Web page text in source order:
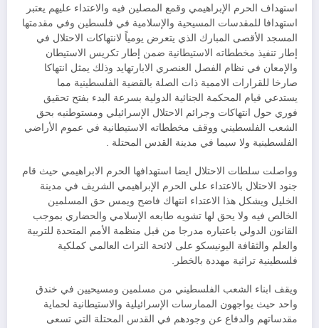
استهداف الحرم الإبراهيمي وقمع المصلين فيه والاعتداء عليهم يعتبر
استهدافا للمقدسات المسيحية والإسلامية في فلسطين وفي مقدمتها
المسجد الأقصى المبارك الذي يتعرض يومياً لانتهاكات الاحتلال في
إطار تنفيذ مخططاته الاستيطانية ضمن إطار تكريس الاستيطان
والإمعان في نظام الفصل العنصري الابارتهايد وذلك يمثل انتهاكا
صارخا للقرارات الاممية ذات الصلة بالقضية الفلسطينية مما
يستدعي قيام المحكمة الجنائية الدولية بسرعة البدء بفتح تحقيق
فوري حول انتهاكات وجرائم الاحتلال الإسرائيلي ومستوطنيه بحق
الشعب الفلسطيني ووقف مخططاته الاستيطانية في عموم الأراضي
الفلسطينية ولا سيما في مدينة القدس المحتلة .
وواصلت سلطات الاحتلال ايضا استهدافها الحرم الابراهيمي حيث قام
جنود الاحتلال بالاعتداء على الحرم الإبراهيمي الشريف في مدينة
الخليل ويشكل هذا الاعتداء انتهاك فاضح ويمس حق المسلمين
الخالص فيه ولا يحق لها تشويه طابعه الإسلامي والحضاري بموجب
القانون الدولي باعتباره مدرجا من قبل منظمة الأمم المتحدة للتربية
والعلم والثقافة اليونيسكو على لائحة التراث العالمي كملكية
فلسطينية تراثية مهددة بالخطر.
ويقف ابناء الشعب الفلسطيني من مسلمين ومسيحيين في خندق
واحد حيث يواجهون الممارسات الإسرائيلية والاستيطانية لحماية
مقدساتهم والدفاع عن وجودهم في القدس المحتلة التي تسعى